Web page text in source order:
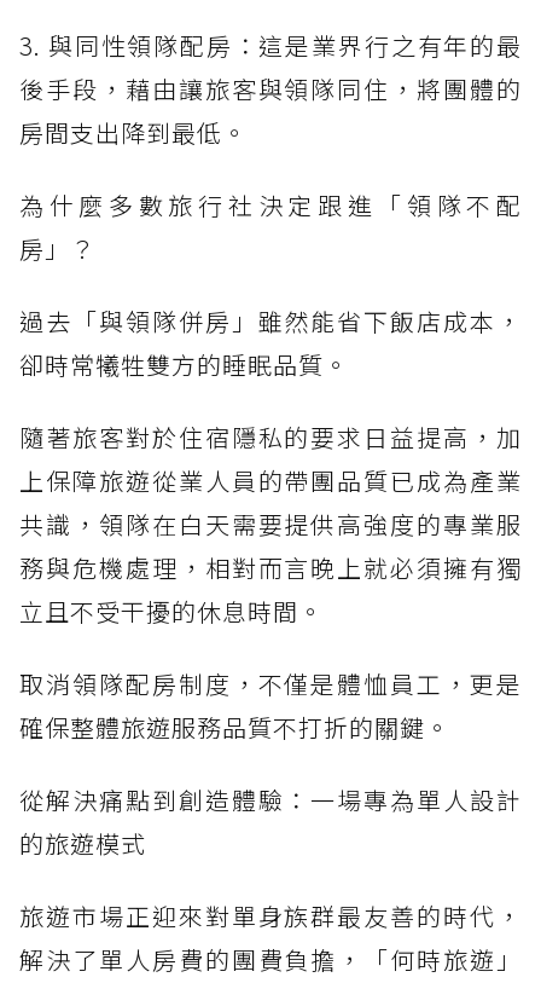
3. 與同性領隊配房：這是業界行之有年的最
後手段，藉由讓旅客與領隊同住，將團體的
房間支出降到最低。
為什麼多數旅行社決定跟進「領隊不配
房」？
過去「與領隊併房」雖然能省下飯店成本，
卻時常犧牲雙方的睡眠品質。
隨著旅客對於住宿隱私的要求日益提高，加
上保障旅遊從業人員的帶團品質已成為產業
共識，領隊在白天需要提供高強度的專業服
務與危機處理，相對而言晚上就必須擁有獨
立且不受干擾的休息時間。
取消領隊配房制度，不僅是體恤員工，更是
確保整體旅遊服務品質不打折的關鍵。
從解決痛點到創造體驗：一場專為單人設計
的旅遊模式
旅遊市場正迎來對單身族群最友善的時代，
解決了單人房費的團費負擔，「何時旅遊」